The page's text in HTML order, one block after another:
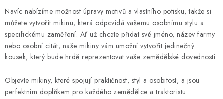
v
l
á
d
a
í
Navíc nabízíme možnost úpravy motivů a vlastního potisku, takže si
můžete vytvořit mikinu, která odpovídá vašemu osobnímu stylu a
specifickému zaměření. Ať už chcete přidat své jméno, název farmy
nebo osobní citát, naše mikiny vám umožní vytvořit jedinečný
kousek, který bude hrdě reprezentovat vaše zemědělské dovednosti.
Objevte mikiny, které spojují praktičnost, styl a osobitost, a jsou
perfektním doplňkem pro každého zemědělce a traktoristu.